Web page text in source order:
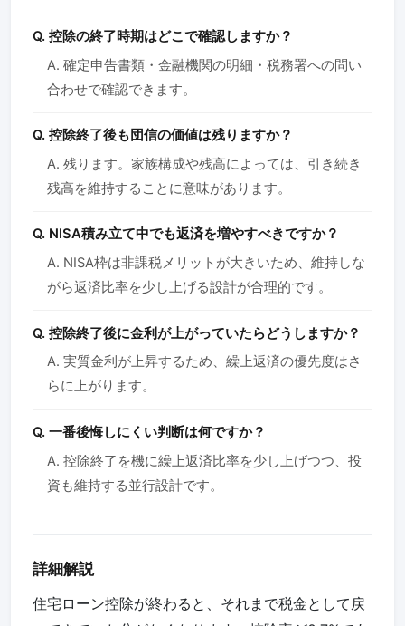
Q. 控除の終了時期はどこで確認しますか？
A. 確定申告書類・金融機関の明細・税務署への問い
合わせで確認できます。
Q. 控除終了後も団信の価値は残りますか？
A. 残ります。家族構成や残高によっては、引き続き
残高を維持することに意味があります。
Q. NISA積み立て中でも返済を増やすべきですか？
A. NISA枠は非課税メリットが大きいため、維持しな
がら返済比率を少し上げる設計が合理的です。
Q. 控除終了後に金利が上がっていたらどうしますか？
A. 実質金利が上昇するため、繰上返済の優先度はさ
らに上がります。
Q. 一番後悔しにくい判断は何ですか？
A. 控除終了を機に繰上返済比率を少し上げつつ、投
資も維持する並行設計です。
詳細解説
住宅ローン控除が終わると、それまで税金として戻